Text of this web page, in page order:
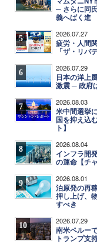
─ さらに同
義へばく進
5 2026.07.27
疲労・人間
「ザ・リバ
6 2026.07.29
日本の洋上
激震 ─ 政府
7 2026.08.03
米中間選挙
国を抑え込
ト】
8 2026.08.04
インフラ開
の運命【チ
9 2026.08.01
泊原発の再
押し上げ、
すべき
10 2026.07.29
南米ペルー
トランプ支